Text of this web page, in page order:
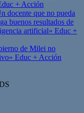
+ Acción
docente que no pueda
buenos resultados de
artificial» Educ +
de Milei no
Educ + Acción